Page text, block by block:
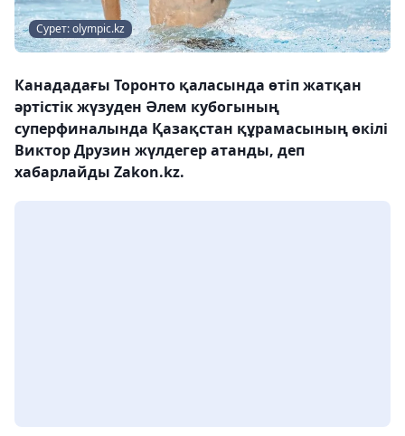
Сурет: olympic.kz
Канададағы Торонто қаласында өтіп жатқан
әртістік жүзуден Әлем кубогының
суперфиналында Қазақстан құрамасының өкілі
Виктор Друзин жүлдегер атанды, деп
хабарлайды Zakon.kz.